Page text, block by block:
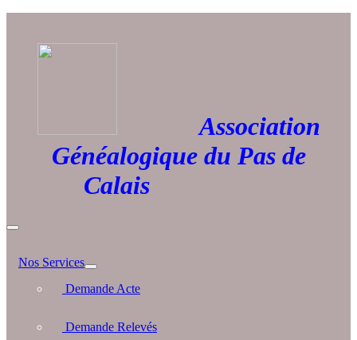
Association
Généalogique du Pas de
Calais
Nos Services
Demande Acte
Demande Relevés